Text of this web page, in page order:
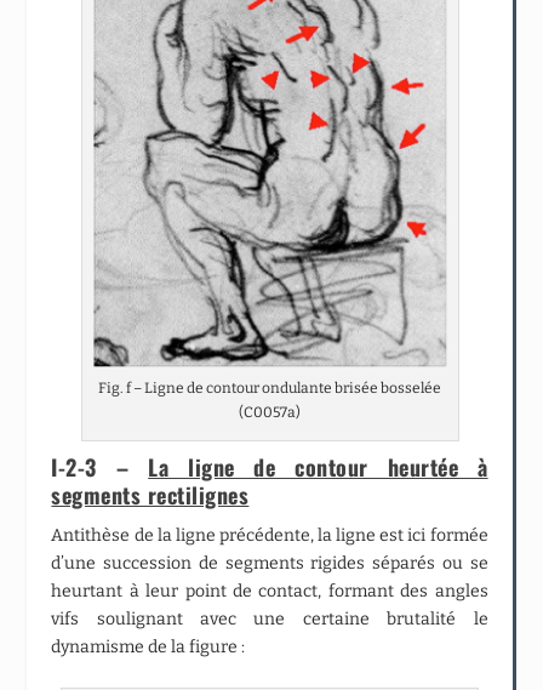
Fig. f – Ligne de contour ondulante brisée bosselée
(C0057a)
I-2-3 – La ligne de contour heurtée à
segments rectilignes
Antithèse de la ligne précédente, la ligne est ici formée
d’une succession de segments rigides séparés ou se
heurtant à leur point de contact, formant des angles
vifs soulignant avec une certaine brutalité le
dynamisme de la figure :